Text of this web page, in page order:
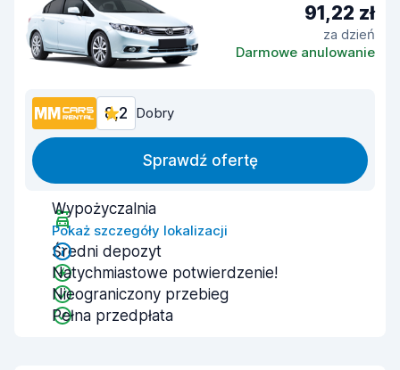
91,22 zł
za dzień
Darmowe anulowanie
8,2 Dobry
Sprawdź ofertę
Wypożyczalnia
Pokaż szczegóły lokalizacji
Średni depozyt
Natychmiastowe potwierdzenie!
Nieograniczony przebieg
Pełna przedpłata